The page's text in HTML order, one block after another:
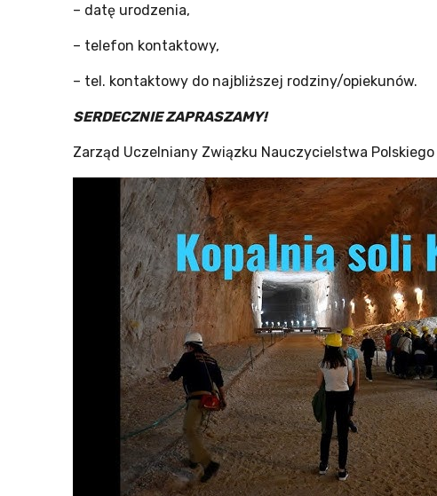
– datę urodzenia,
– telefon kontaktowy,
– tel. kontaktowy do najbliższej rodziny/opiekunów.
SERDECZNIE ZAPRASZAMY!
Zarząd Uczelniany Związku Nauczycielstwa